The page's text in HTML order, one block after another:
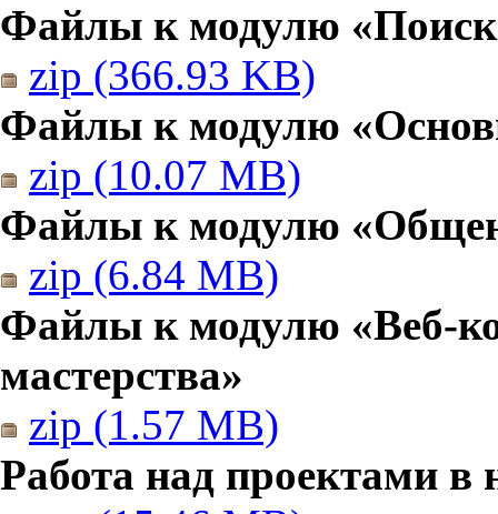
Файлы к модулю
zip (366.93 KB)
Файлы к модулю
zip (10.07 MB)
Файлы к модулю
zip (6.84 MB)
Файлы к модулю «Веб-
мастерства»
zip (1.57 MB)
Работа над проектами в